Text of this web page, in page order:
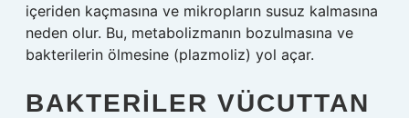
içeriden kaçmasına ve mikropların susuz kalmasına
neden olur. Bu, metabolizmanın bozulmasına ve
bakterilerin ölmesine (plazmoliz) yol açar.
BAKTERILER VÜCUTTAN